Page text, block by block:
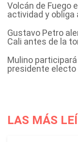
Volcán de Fuego
actividad y obliga
Gustavo Petro
Cali antes de la
Mulino
presidente electo
LAS MÁS